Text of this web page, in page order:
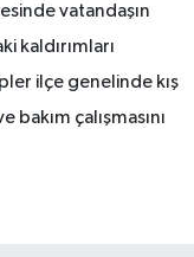
vatandaşın
kaldırımları
ilçe genelinde kış
çalışmasını